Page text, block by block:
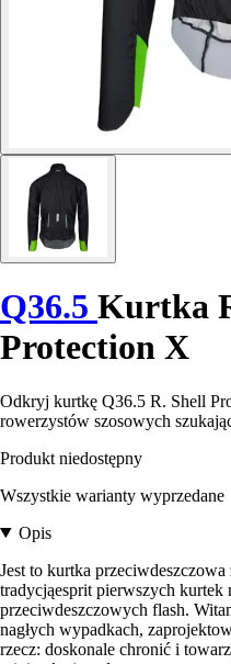
Q36.5 Kurtka
Protection X
Odkryj kurtkę Q36.5 R. Shell
rowerzystów szosowych
Produkt niedostępny
Wszystkie warianty wyprzedane
Opis
Jest to kurtka
tradycjąesprit pierwszych
przeciwdeszczowych flash.
nagłych wypadkach,
rzecz: doskonale chronić i